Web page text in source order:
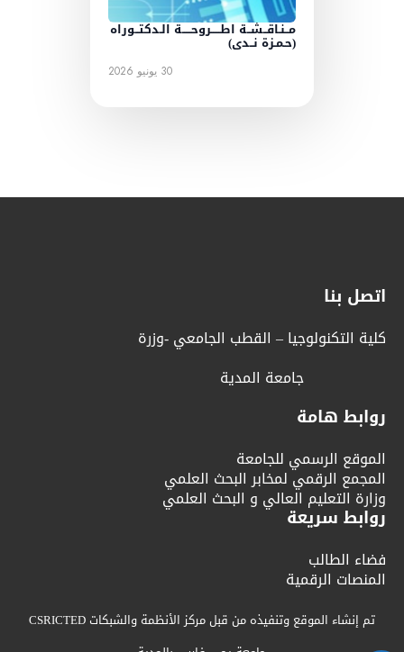
مــنـاقــشــة اطـــــروحـــــة الـدكتــوراه
(حـمـزة نــدى)
30 يونيو 2026
اتصل بنا
كلية التكنولوجيا – القطب الجامعي -وزرة
جامعة المدية
روابط هامة
الموقع الرسمي للجامعة
المجمع الرقمي لمخابر البحث العلمي
وزارة التعليم العالي و البحث العلمي
روابط سريعة
فضاء الطالب
المنصات الرقمية
تم إنشاء الموقع وتنفيذه من قبل مركز الأنظمة والشبكات CSRICTED